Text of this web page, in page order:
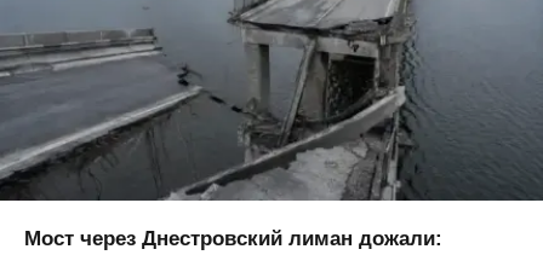
Мост через Днестровский лиман дожали: